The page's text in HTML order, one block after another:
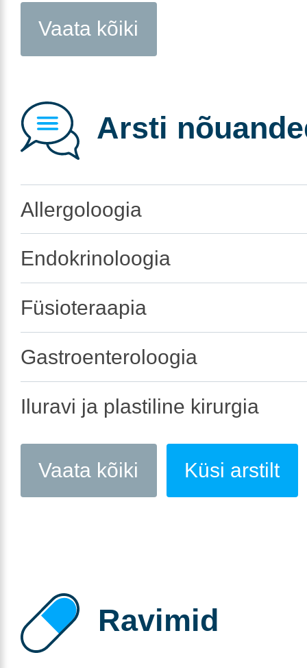
Vaata kõiki
Arsti
Allergoloogia
Endokrinoloogia
Füsioteraapia
Gastroenteroloogia
Iluravi ja plastiline kirurgia
Vaata kõiki Küsi arstilt
Ravimid